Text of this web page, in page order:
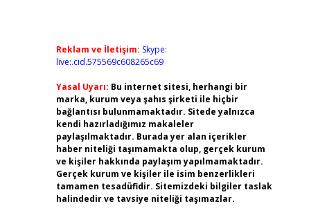
Reklam ve İletişim: Skype:
live:.cid.575569c608265c69
Yasal Uyarı: Bu internet sitesi, herhangi bir
marka, kurum veya şahıs şirketi ile hiçbir
bağlantısı bulunmamaktadır. Sitede yalnızca
kendi hazırladığımız makaleler
paylaşılmaktadır. Burada yer alan içerikler
haber niteliği taşımamakta olup, gerçek kurum
ve kişiler hakkında paylaşım yapılmamaktadır.
Gerçek kurum ve kişiler ile isim benzerlikleri
tamamen tesadüfidir. Sitemizdeki bilgiler taslak
halindedir ve tavsiye niteliği taşımazlar.